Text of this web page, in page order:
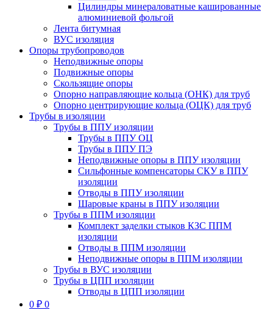
Цилиндры минераловатные кашированные
алюминиевой фольгой
Лента битумная
ВУС изоляция
Опоры трубопроводов
Неподвижные опоры
Подвижные опоры
Скользящие опоры
Опорно направляющие кольца (ОНК) для труб
Опорно центрирующие кольца (ОЦК) для труб
Трубы в изоляции
Трубы в ППУ изоляции
Трубы в ППУ ОЦ
Трубы в ППУ ПЭ
Неподвижные опоры в ППУ изоляции
Сильфонные компенсаторы СКУ в ППУ
изоляции
Отводы в ППУ изоляции
Шаровые краны в ППУ изоляции
Трубы в ППМ изоляции
Комплект заделки стыков КЗС ППМ
изоляции
Отводы в ППМ изоляции
Неподвижные опоры в ППМ изоляции
Трубы в ВУС изоляции
Трубы в ЦПП изоляции
Отводы в ЦПП изоляции
0 ₽ 0